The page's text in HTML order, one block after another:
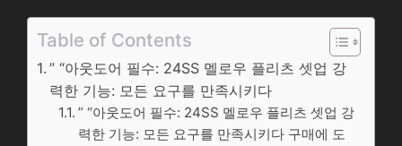
Table of Contents
” “아웃도어 필수: 24SS 멜로우 플리츠 셋업 강
력한 기능: 모든 요구를 만족시키다
” “아웃도어 필수: 24SS 멜로우 플리츠 셋업 강
력한 기능: 모든 요구를 만족시키다 구매에 도